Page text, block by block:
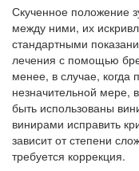
Скученное положение
между ними, их
стандартными
лечения с помощью
менее, в случае,
незначительной мере,
быть использованы
винирами исправить
зависит от степени
требуется коррекция.